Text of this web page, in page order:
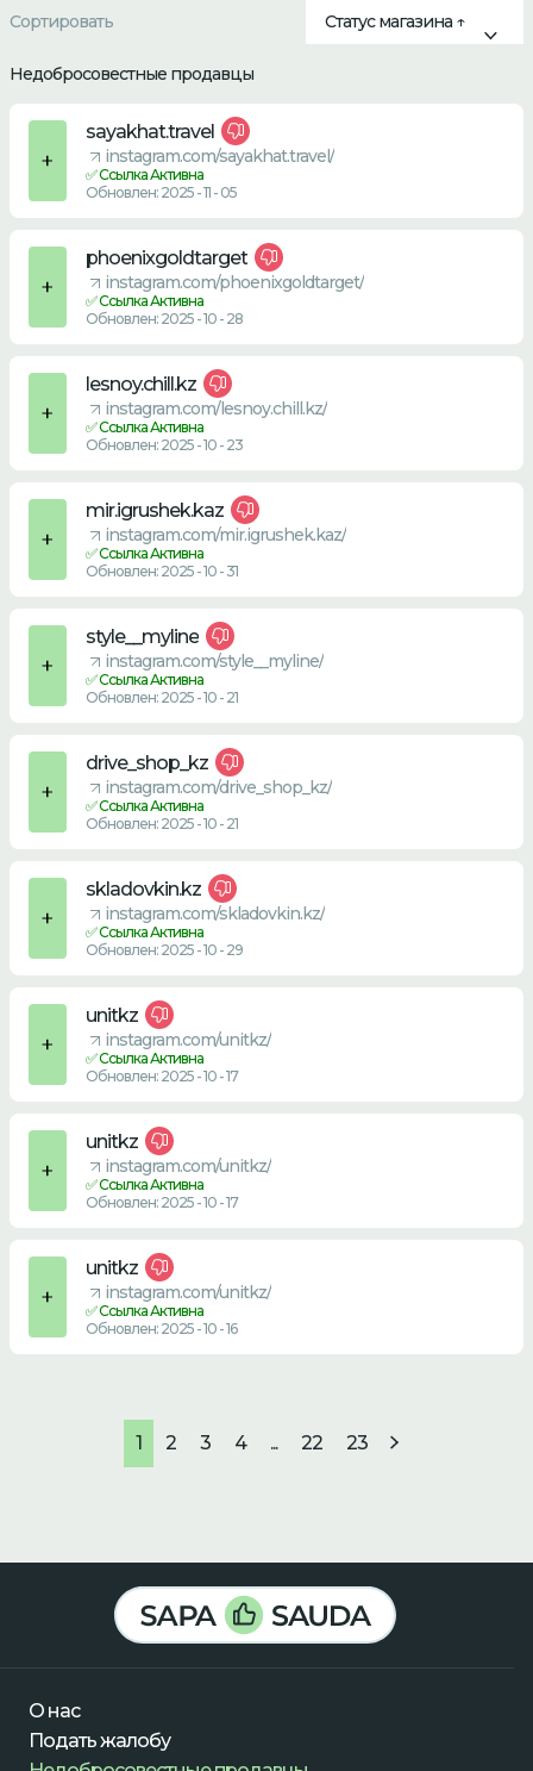
Недобросовестные продавцы
Сортировать Статус магазина ↑
sayakhat.travel
instagram.com/sayakhat.travel/
✅ Ссылка Активна
Обновлен: 2025 - 11 - 05
phoenixgoldtarget
instagram.com/phoenixgoldtarget/
✅ Ссылка Активна
Обновлен: 2025 - 10 - 28
lesnoy.chill.kz
instagram.com/lesnoy.chill.kz/
✅ Ссылка Активна
Обновлен: 2025 - 10 - 23
mir.igrushek.kaz
instagram.com/mir.igrushek.kaz/
✅ Ссылка Активна
Обновлен: 2025 - 10 - 31
style__myline
instagram.com/style__myline/
✅ Ссылка Активна
Обновлен: 2025 - 10 - 21
drive_shop_kz
instagram.com/drive_shop_kz/
✅ Ссылка Активна
Обновлен: 2025 - 10 - 21
skladovkin.kz
instagram.com/skladovkin.kz/
✅ Ссылка Активна
Обновлен: 2025 - 10 - 29
unitkz
instagram.com/unitkz/
✅ Ссылка Активна
Обновлен: 2025 - 10 - 17
unitkz
instagram.com/unitkz/
✅ Ссылка Активна
Обновлен: 2025 - 10 - 17
unitkz
instagram.com/unitkz/
✅ Ссылка Активна
Обновлен: 2025 - 10 - 16
1 2 3 4 ... 22 23
О нас
Подать жалобу